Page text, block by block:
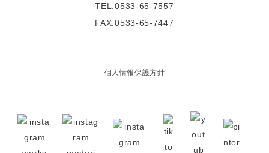
TEL:0533-65-7557
FAX:0533-65-7447
個人情報保護方針